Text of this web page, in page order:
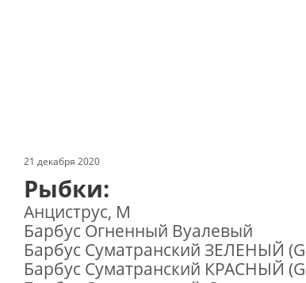
21 декабря 2020
Рыбки:
Анциструс, M
Барбус Огненный Вуалевый
Барбус Суматранский ЗЕЛЕНЫЙ
Барбус Суматранский КРАСНЫЙ